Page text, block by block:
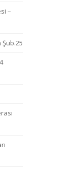
–
Şub.25